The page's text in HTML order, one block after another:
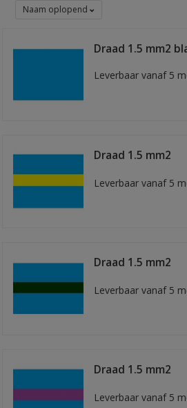
Naam oplopend
Draad 1.5 mm2
Leverbaar vanaf 5
Draad 1.5 mm2
Leverbaar vanaf 5
Draad 1.5 mm2
Leverbaar vanaf 5
Draad 1.5 mm2
Leverbaar vanaf 5